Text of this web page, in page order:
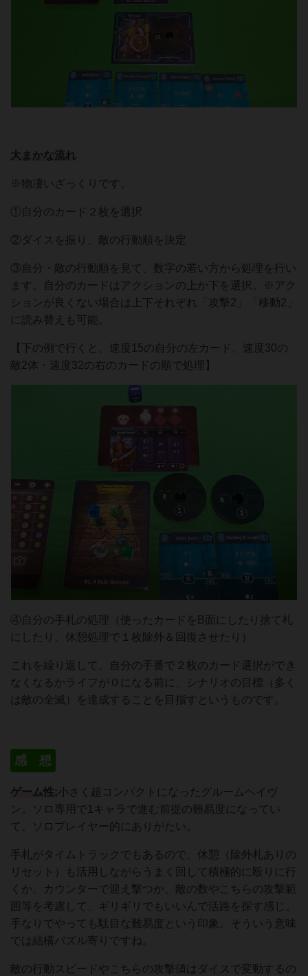
大まかな流れ
※物凄いざっくりです。
①自分のカード２枚を選択
②ダイスを振り、敵の行動順を決定
③自分・敵の行動順を見て、数字の若い方から処理を行い
ます。自分のカードはアクションの上か下を選択。※アク
ションが良くない場合は上下それぞれ「攻撃2」「移動2」
に読み替えも可能。
【下の例で行くと、速度15の自分の左カード、速度30の
敵2体・速度32の右のカードの順で処理】
④自分の手札の処理（使ったカードをB面にしたり捨て札
にしたり、休憩処理で１枚除外＆回復させたり）
これを繰り返して、自分の手番で２枚のカード選択ができ
なくなるかライフが０になる前に、シナリオの目標（多く
は敵の全滅）を達成することを目指すというものです。
感 想
ゲーム性:小さく超コンパクトになったグルームヘイヴ
ン。ソロ専用で1キャラで進む前提の難易度になってい
て、ソロプレイヤー的にありがたい。
手札がタイムトラックでもあるので、休憩（除外札ありの
リセット）も活用しながらうまく回して積極的に殴りに行
くか、カウンターで迎え撃つか、敵の数やこちらの攻撃範
囲等を考慮して、ギリギリでもいいんで活路を探す感じ。
手なりでやっても駄目な難易度という印象。そういう意味
では結構パズル寄りですね。
敵の行動スピードやこちらの攻撃値はダイスで変動するの